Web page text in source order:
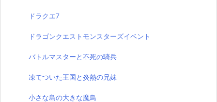
ドラクエ7
ドラゴンクエストモンスターズイベント
バトルマスターと不死の騎兵
凍てついた王国と炎熱の兄妹
小さな島の大きな魔鳥